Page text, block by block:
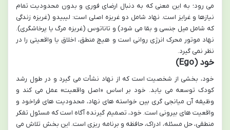
می رود؛ به این معنی که به دنبال ارضای فوری و بدون محدودیت تمام
نیازها و غرایز است. نهاد شامل دو غریزه اصلی است: لیبیدو (غریزه زندگی
که شامل میل جنسی و بقا می شود) و تاناتوس (غریزه مرگ یا پرخاشگری).
نهاد موتور محرک انرژی روانی است و هیچ منطق، اخلاق یا واقعیتی را در
نظر نمی گیرد.
خود (Ego)
خود، بخشی از شخصیت است که از نهاد نشأت می گیرد و در طول رشد
کودک توسعه می یابد. خود بر اساس «اصل واقعیت» عمل می کند و
وظیفه آن میانجی گری بین خواسته های نهاد، محدودیت های فراخود و
واقعیت های بیرونی است. خود، تصمیم گیرنده آگاه است که مسئول تفکر
منطقی، حل مسئله، ادراک، حافظه و برنامه ریزی است. این بخش تلاش می